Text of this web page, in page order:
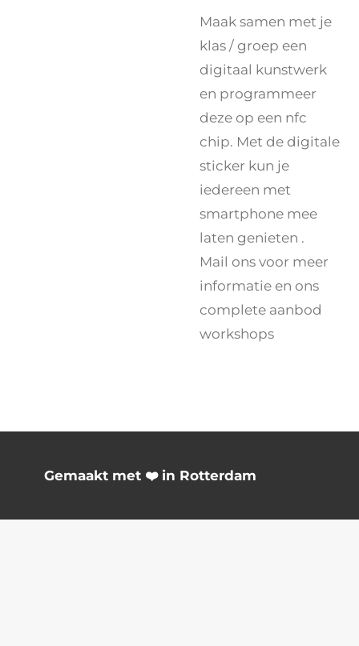
Maak samen met je
klas / groep een
digitaal kunstwerk
en programmeer
deze op een nfc
chip. Met de digitale
sticker kun je
iedereen met
smartphone mee
laten genieten .
Mail ons voor meer
informatie en ons
complete aanbod
workshops
Gemaakt met ❤️ in Rotterdam